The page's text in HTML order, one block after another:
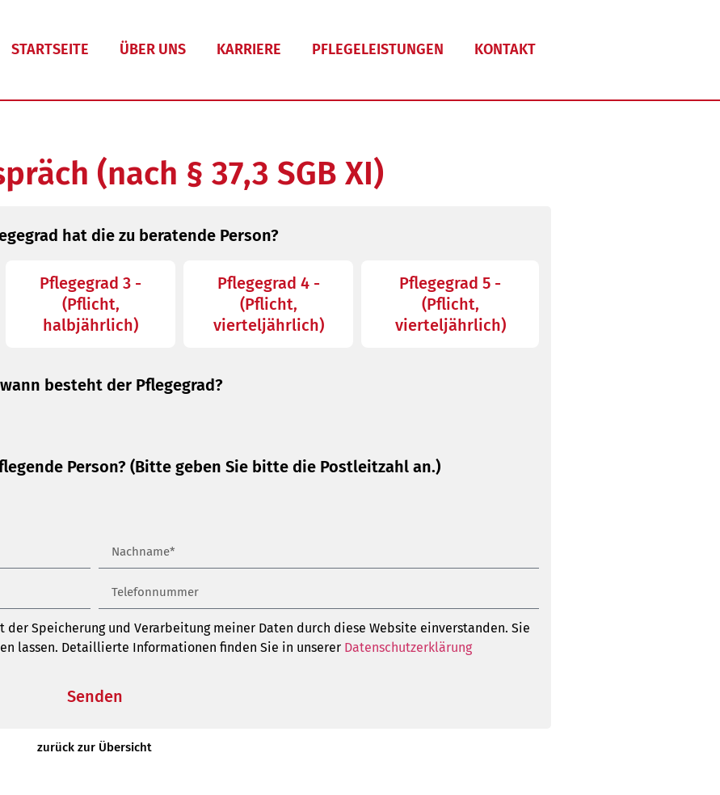
STARTSEITE ÜBER UNS KARRIERE PFLEGELEISTUNGEN KONTAKT
(nach § 37,3 SGB XI)
hat die zu beratende Person?
Pflegegrad 3 -
(Pflicht,
halbjährlich)
Pflegegrad 4 -
(Pflicht,
vierteljährlich)
Pflegegrad 5 -
(Pflicht,
vierteljährlich)
besteht der Pflegegrad?
Person? (Bitte geben Sie bitte die Postleitzahl an.)
der Speicherung und Verarbeitung meiner Daten durch diese Website einverstanden. Sie
lassen. Detaillierte Informationen finden Sie in unserer Datenschutzerklärung
Senden
zurück zur Übersicht